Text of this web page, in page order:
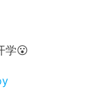
学😮